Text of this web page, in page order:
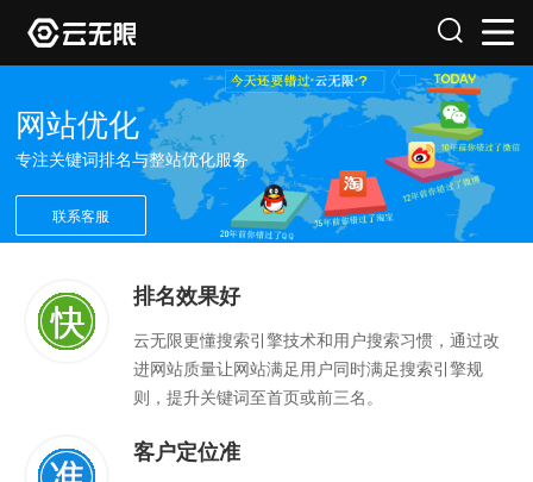
网站优化
专注关键词排名与整站优化服务
联系客服
排名效果好
云无限更懂搜索引擎技术和用户搜索习惯，通过改
进网站质量让网站满足用户同时满足搜索引擎规
则，提升关键词至首页或前三名。
客户定位准